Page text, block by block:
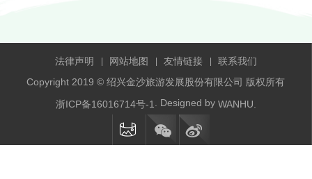
法律声明 网站地图 友情链接
联系我们
Copyright 2019 © 绍兴金沙旅游发展股份有限公司 版权所有
浙ICP备16016714号-1 . Designed by WANHU.